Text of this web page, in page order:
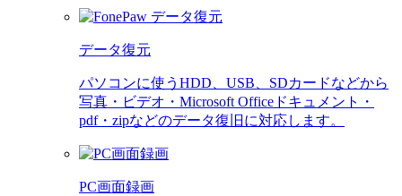
データ復元
パソコンに使うHDD、USB、SDカードなどから
写真・ビデオ・Microsoft Officeドキュメント・
pdf・zipなどのデータ復旧に対応します。
PC画面録画